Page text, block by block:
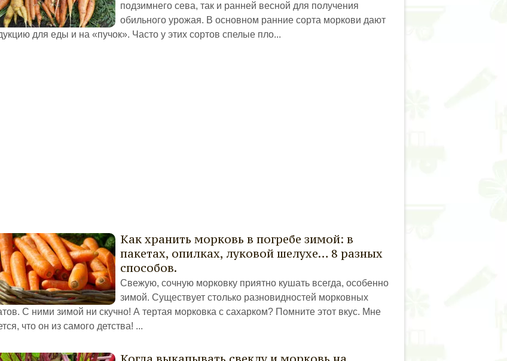
подзимнего сева, так и ранней весной для получения
обильного урожая. В основном ранние сорта моркови дают
для еды и на «пучок». Часто у этих сортов спелые пло...
Как хранить морковь в погребе зимой: в
пакетах, опилках, луковой шелухе… 8 разных
способов.
Свежую, сочную морковку приятно кушать всегда, особенно
зимой. Существует столько разновидностей морковных
С ними зимой ни скучно! А тертая морковка с сахарком? Помните этот вкус. Мне
что он из самого детства! ...